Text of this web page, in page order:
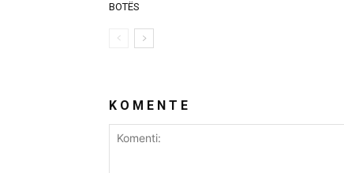
BOTËS
K O M E N T E